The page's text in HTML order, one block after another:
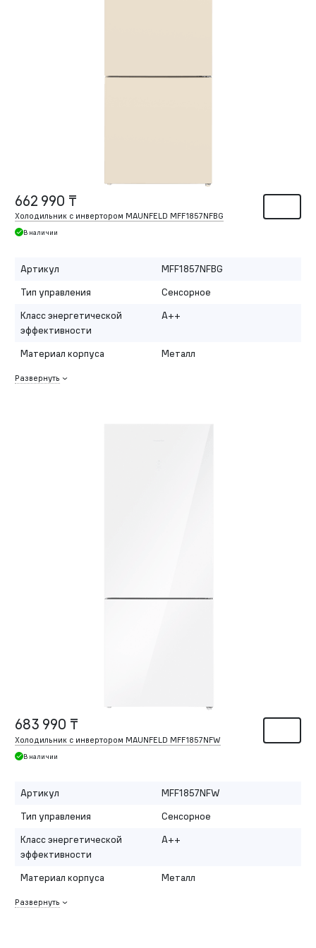
662 990 ₸
Холодильник с инвертором MAUNFELD MFF1857NFBG
В наличии
Артикул
MFF1857NFBG
Тип управления
Сенсорное
Класс энергетической
эффективности
A++
Материал корпуса Металл
Развернуть
683 990 ₸
Холодильник с инвертором MAUNFELD MFF1857NFW
В наличии
Артикул
MFF1857NFW
Тип управления
Сенсорное
Класс энергетической
эффективности
A++
Материал корпуса Металл
Развернуть